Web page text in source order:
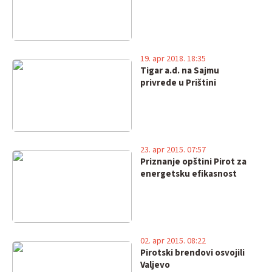
Tigar a.d. na Sajmu
privrede u Prištini
19. apr 2018. 18:35
Priznanje opštini Pirot za
energetsku efikasnost
23. apr 2015. 07:57
Pirotski brendovi osvojili
Valjevo
02. apr 2015. 08:22